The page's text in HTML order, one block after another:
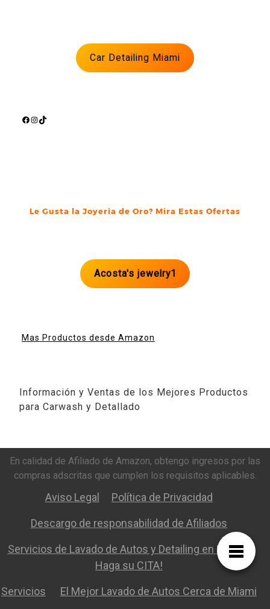
Car Detailing Miami
Facebook
Instagram
TikTok
Le Gusta la Joyeria de Oro? Mira Estas Ofertas
Acosta's jewelry1
Mas Productos desde Amazon
Información y Ventas de los Mejores Productos
para Carwash y Detallado
En calidad de Afiliado de Amazon, obtengo ingresos por las
compras adscritas que cumplen los requisitos aplicables.
Aviso Legal Política de Privacidad
Descargo de responsabilidad de Afiliados
Servicios de Lavado de Autos y Detailing en Miami |
Haga su CITA!
Servicios El Mejor Lavado de Autos Cerca de Miami